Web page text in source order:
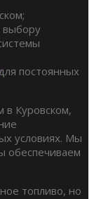
выбору
для постоянных
Куровском,
условиях. Мы
обеспечиваем
топливо, но